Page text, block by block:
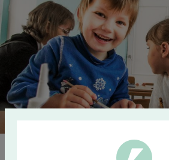
Ett varmare Vitryssland